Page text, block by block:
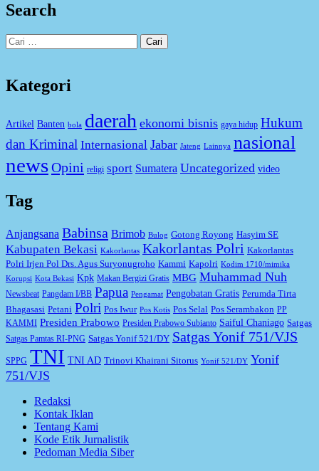
Search
Cari
untuk:
Kategori
Artikel Banten bola daerah ekonomi bisnis gaya hidup Hukum
dan Kriminal Internasional Jabar Jateng Lainnya nasional
newsOpini religi sport Sumatera Uncategorized video
Tag
Anjangsana Babinsa Brimob Bulog Gotong Royong Hasyim SE
Kabupaten Bekasi Kakorlantas Kakorlantas Polri Kakorlantas
Polri Irjen Pol Drs. Agus Suryonugroho Kammi Kapolri Kodim 1710/mimika
Korupsi Kota Bekasi Kpk Makan Bergizi Gratis MBG Muhammad Nuh
Newsbeat Pangdam I/BB Papua Pengamat Pengobatan Gratis Perumda Tirta
Bhagasasi Petani Polri Pos Iwur Pos Kotis Pos Selal Pos Serambakon PP
KAMMI Presiden Prabowo Presiden Prabowo Subianto Saiful Chaniago Satgas
Satgas Pamtas RI-PNG Satgas Yonif 521/DY Satgas Yonif 751/VJS
SPPG TNI TNI AD Trinovi Khairani Sitorus Yonif 521/DY Yonif
751/VJS
Redaksi
Kontak Iklan
Tentang Kami
Kode Etik Jurnalistik
Pedoman Media Siber